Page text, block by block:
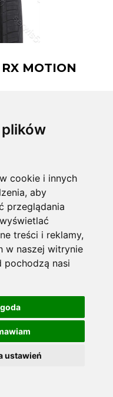
cookie i innych
aby
przeglądania
treści i reklamy,
w naszej witrynie
pochodzą nasi
ustawień
MOTION